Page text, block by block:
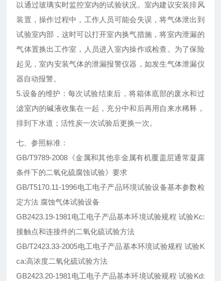
以通过玻璃实时监控室内的试验状况。室内建议安装排风
装置，操作过程中，工作人员可能会失误，将气体泄出到
试验室内部，这时可以打开室内换气措施，将室内泄漏的
气体置换出工作室，人员进入室内操作或检查。为了保险
起见，室内安装气体的泄漏报警仪器，如发生气体泄漏仪
器自动报警。
5.设备的维护：每次试验结束后，将箱体底部的废水和过
滤室内的碱液收集在一起，充分中和后再用自来水稀释，
排到下水道；活性炭一次试验后更换一次。
七、参照标准：
GB/T9789-2008《金属和其他非金属有机覆盖层通常凝露
条件下的二氧化硫腐蚀试验》要求
GB/T5170.11-1996电工电子产品环境试验设备基本参数检
定方法 腐蚀气体试验设备
GB2423.19-1981电工电子产品基本环境试验规程 试验Kc:
接触点和连接件的二氧化硫试验方法
GB/T2423.33-2005电工电子产品基本环境试验规程 试验K
ca:高浓度二氧化硫试验方法
GB2423.20-1981电工电子产品基本环境试验规程 试验Kd: